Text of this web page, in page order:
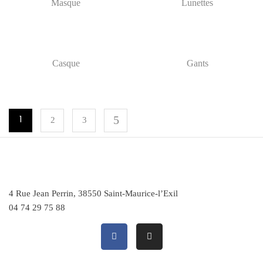
Masque Lunettes
Casque Gants
1 2 3
4 Rue Jean Perrin, 38550 Saint-Maurice-l’Exil
04 74 29 75 88